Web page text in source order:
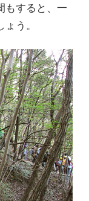
もすると、一
う。